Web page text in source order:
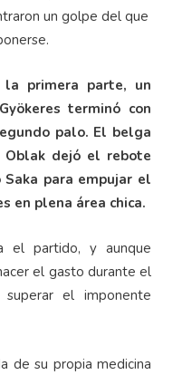
un golpe del que
primera parte, un
terminó con
palo. El belga
Oblak dejó el rebote
para empujar el
en plena área chica.
el partido, y aunque
el gasto durante el
el imponente
de su propia medicina